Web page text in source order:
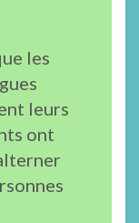
les
leurs
ont